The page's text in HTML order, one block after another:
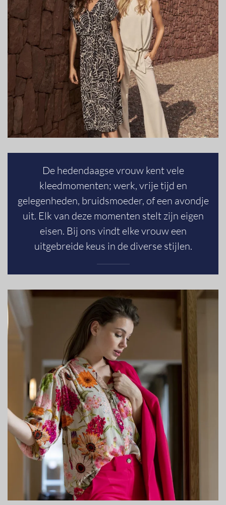
De hedendaagse vrouw kent vele
kleedmomenten; werk, vrije tijd en
gelegenheden, bruidsmoeder, of een avondje
uit. Elk van deze momenten stelt zijn eigen
eisen. Bij ons vindt elke vrouw een
uitgebreide keus in de diverse stijlen.